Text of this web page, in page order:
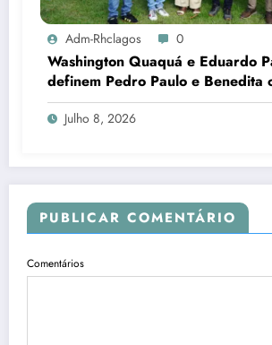
Adm-Rhclagos 0
Washington Quaquá e Eduardo
definem Pedro Paulo e Benedita
candidatos ao Senado no Rio
Julho 8, 2026
PUBLICAR COMENTÁRIO
Comentários